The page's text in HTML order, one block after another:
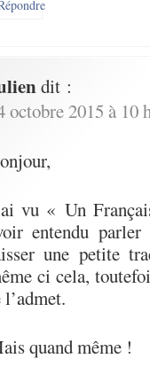
dit :
octobre 2015 à 10
vu « Un
entendu
une petite
ci cela,
l’admet.
quand même !